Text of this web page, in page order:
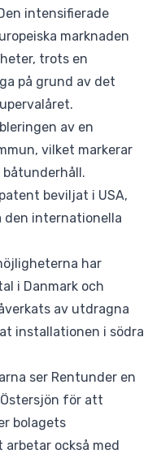
intensifierade
marknaden
trots en
på grund av det
av en
vilket markerar
beviljat i USA,
den internationella
har
i Danmark och
av utdragna
installationen i södra
ser Rentunder en
för att
bolagets
också med